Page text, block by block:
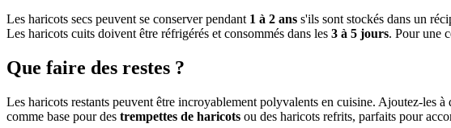
Les haricots secs peuvent se conserver pendant 1 à 2 ans s'ils sont stockés dans un
Les haricots cuits doivent être réfrigérés et consommés dans les 3 à 5 jours. Pour une
Que faire des restes ?
Les haricots restants peuvent être incroyablement polyvalents en cuisine. Ajoutez-les à
comme base pour des trempettes de haricots ou des haricots refrits, parfaits pour